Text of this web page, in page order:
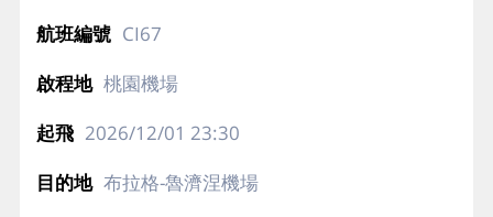
CI67
桃園機場
2026/12/01 23:30
布拉格-魯濟涅機場